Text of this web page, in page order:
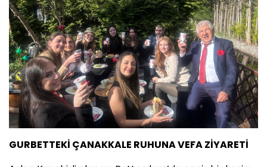
GURBETTEKİ ÇANAKKALE RUHUNA VEFA ZİYARETİ